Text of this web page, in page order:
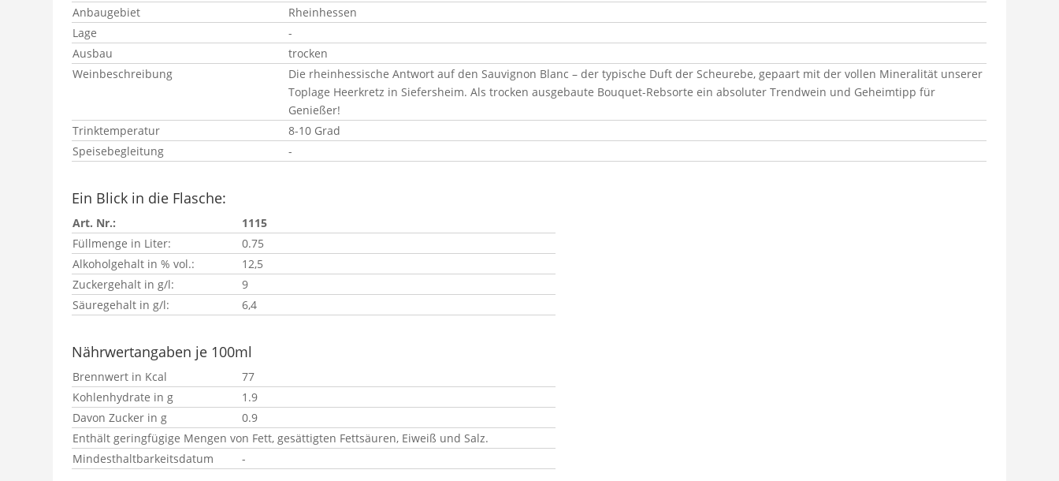
Anbaugebiet
Rheinhessen
Lage
-
Ausbau
trocken
Weinbeschreibung
Die rheinhessische Antwort auf den Sauvignon Blanc – der typische Duft der Scheurebe, gepaart mit der vollen Mineralität unserer
Toplage Heerkretz in Siefersheim. Als trocken ausgebaute Bouquet-Rebsorte ein absoluter Trendwein und Geheimtipp für
Genießer!
Trinktemperatur
8-10 Grad
Speisebegleitung
-
Ein Blick in die Flasche:
Art. Nr.:
1115
Füllmenge in Liter:
0.75
Alkoholgehalt in % vol.:
12,5
Zuckergehalt in g/l:
9
Säuregehalt in g/l:
6,4
Nährwertangaben je 100ml
Brennwert in Kcal
77
Kohlenhydrate in g
1.9
Davon Zucker in g
0.9
Enthält geringfügige Mengen von Fett, gesättigten Fettsäuren, Eiweiß und Salz.
Mindesthaltbarkeitsdatum
-